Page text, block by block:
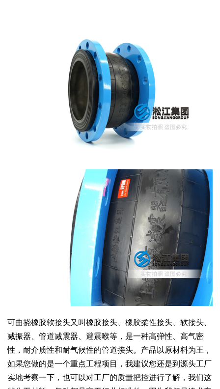
可曲挠橡胶软接头又叫橡胶接头、橡胶柔性接头、软接头、
减振器、管道减震器、避震喉等，是一种高弹性、高气密
性，耐介质性和耐气候性的管道接头。产品以原材料为王，
如果您做的是一个重点工程项目，我建议您还是到源头工厂
实地考察一下，也可以对工厂的质量把控进行了解，我们这